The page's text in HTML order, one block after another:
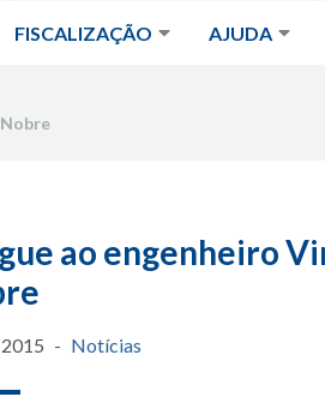
FISCALIZAÇÃO AJUDA
ao engenheiro
Notícias